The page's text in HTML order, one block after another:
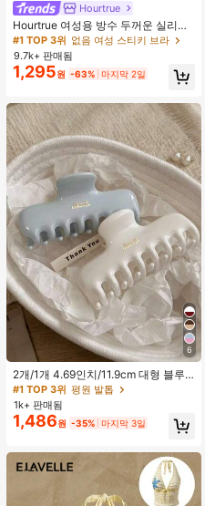
Hourtrue
Hourtrue 여성용 방수 두꺼운 실리콘
가슴 페탈, 작은 가슴 리프트업 & 푸시
인용, 웨딩 촬영 및 들러리용
#1 TOP 3위 없음 여성 스티키 브라
9.7k+ 판매됨
1,295원 -63% 마지막 2일
6
2개/1개 4.69인치/11.9cm 대형 블루
& 화이트 1피스 플라스틱 헤어 클로
클립, 데일리 웨어, 캐주얼, 파티, 출퇴
근, 휴가, 헤어스타일링, 메이크업, 의
상 매칭 비치 헤어 클립 바캉스 헤어
클러치에 적합한 세련되고 다재다능
하며 우아하고 미니멀한 단색 헤어 액
세서리
#1 TOP 3위 평원 발톱
1k+ 판매됨
1,486원 -35% 마지막 3일